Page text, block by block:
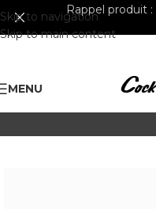
Skip to navigation
Skip to main content
Rappel produit :
MENU